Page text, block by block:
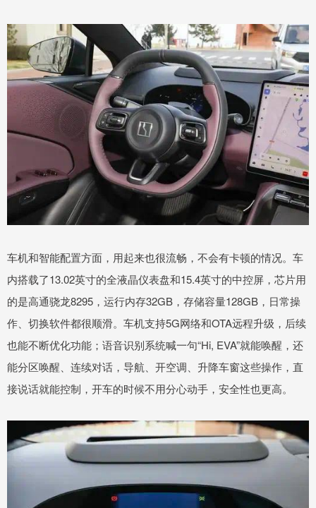
车机和智能配置方面，用起来也很流畅，不会有卡顿的情况。车
内搭载了13.02英寸的全液晶仪表盘和15.4英寸的中控屏，芯片用
的是高通骁龙8295，运行内存32GB，存储容量128GB，日常操
作、切换软件都很顺滑。车机支持5G网络和OTA远程升级，后续
也能不断优化功能；语音识别系统喊一句“Hi, EVA”就能唤醒，还
能分区唤醒、连续对话，导航、开空调、升降车窗这些操作，直
接说话就能控制，开车的时候不用分心动手，安全性也更高。